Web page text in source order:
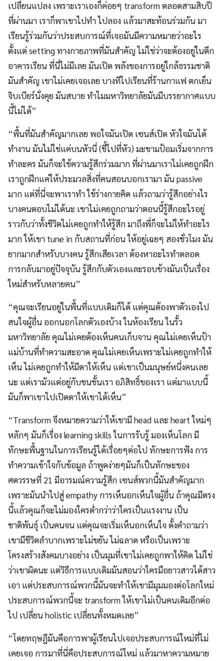
เปลี่ยนแปลง เพราะเราเองก็ค่อยๆ transform ตลอดสามสิบปี
ที่ผ่านมา เราก็พาเขาไปทำ ไปลอง แล้วมาสะท้อนร่วมกัน มา
เรียนรู้ร่วมกันว่าประสบการณ์ที่เจอมันมีความหมายว่าอะไร
ตั้งแต่ setting ทางกายภาพที่มันสำคัญ ไม่ใช่ว่าจะต้องอยู่ในตึก
อาคารเรียน ที่นี่ไม่มีเลย มันเปิด พลังของการอยู่ใกล้ธรรมชาติ
มันสำคัญ เขาไม่เคยเจอเลย บางทีไปเรียนที่ร้านกาแฟ ตกเย็น
จิบเบียร์นั่งคุย มันสบาย ทำไมมหาวิทยาลัยมันมีบรรยากาศแบบ
นี้ไม่ได้”
“พื้นที่มันสำคัญมากเลย พอใจมันเปิด เซนส์เปิด หัวใจมันได้
ทำงาน มันไม่ใช่แค่บนหัวนี่ (ชี้ไปที่หัว) มะขามป้อมเริ่มจากการ
ทำละคร มันก็จะใช้ความรู้สึกร่วมมาก ที่ผ่านมาเราไม่เคยถูกฝึก
เราถูกฝึกแค่ให้ประมวลสิ่งที่คนสอนบอกเรามา มัน passive
มาก แต่ที่นี่จะพาเราทำ ใช้ร่างกายคิด แล้วถามว่ารู้สึกอย่างไร
บางคนตอบไม่ได้นะ เขาไม่เคยถูกถามว่าตอนนี้รู้สึกอะไรอยู่
ราวกับว่าทั้งชีวิตไม่เคยถูกทำให้รู้สึก มาถึงพี่ก็จะไม่ให้ทำอะไร
มาก ให้เขา tune in กับสถานที่ก่อน ให้อยู่เฉยๆ สองชั่วโมง มัน
ยากมากสำหรับบางคน รู้สึกเสียเวลา ต้องหาอะไรทำตลอด
การกลับมาอยู่ปัจจุบัน รู้สึกกับตัวเองและรอบข้างมันเป็นเรื่อง
ใหม่สำหรับหลายคน”
“คุณจะเรียนอยู่ในพื้นที่แบบเดิมก็ได้ แต่คุณต้องพาตัวเองไป
สนใจผู้อื่น ออกนอกโลกตัวเองบ้าง ในห้องเรียน ในรั้ว
มหาวิทยาลัย คุณไม่เคยต้องเห็นคนเก็บจาน คุณไม่เคยเห็นป้า
แม่บ้านที่ทำความสะอาด คุณไม่เคยเห็นเพราะไม่เคยถูกทำให้
เห็น ไม่เคยถูกทำให้มีตาให้เห็น แต่เขาเป็นมนุษย์หนึ่งคนเลย
นะ แต่เรามัวแต่อยู่กับชนชั้นเรา อภิสิทธิ์ของเรา แต่มาแบบนี้
มันก็พาเขาไปเปิดตาให้เขาได้เห็น”
“Transform จึงหมายความว่าให้เขามี head และ heart ใหม่ๆ
หลักๆ มันก็เรื่อง learning skills ในการรับรู้ มองเห็นโลก มี
ทักษะพื้นฐานในการเรียนรู้ได้เรื่อยๆต่อไป ทักษะการฟัง การ
ทำความเข้าใจกับข้อมูล ถ้าพูดง่ายๆมันก็เป็นทักษะของ
ศตวรรษที่ 21 มีอารมณ์ความรู้สึก เซนส์พวกนี้มันสำคัญมาก
เพราะมันนำไปสู่ empathy การเห็นอกเห็นใจผู้อื่น ถ้าคุณมีตรง
นี้แล้วคุณก็จะไม่มองใครต่ำกว่าว่าใครเป็นแรงงาน เป็น
ชาติพันธุ์ เป็นคนจน แต่คุณจะเริ่มเห็นอกเห็นใจ ตั้งคำถามว่า
เขามีชีวิตลำบากเพราะไม่ขยัน ไม่ฉลาด หรือเป็นเพราะ
โครงสร้างสังคมบางอย่าง เป็นมุมที่เขาไม่เคยถูกพาให้คิด ไม่ใช่
ว่าเขาผิดนะ แต่วิธีการแบบเดิมมันสอนว่าใครมือยาวสาวได้สาว
เอา แต่ประสบการณ์พวกนี้มันจะทำให้เขามีมุมมองต่อโลกใหม่
ประสบการณ์พวกนี้จะ transform ให้เขาไม่เป็นคนเดิมอีกต่อ
ไป เปลี่ยน holistic เปลี่ยนทั้งหมดเลย”
“โดยทฤษฎีมันคือการพาผู้เรียนไปเจอประสบการณ์ใหม่ที่ไม่
เคยเจอ การมาที่นี่คือประสบการณ์ใหม่ แล้วมาหาความหมาย